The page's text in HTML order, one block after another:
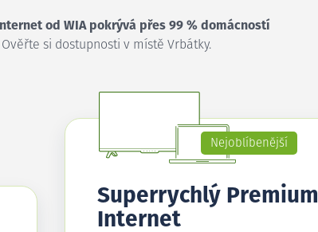
Internet od WIA pokrývá přes 99 % domácností
Ověřte si dostupnosti v místě Vrbátky.
Nejoblíbenější
Superrychlý Premium
Internet